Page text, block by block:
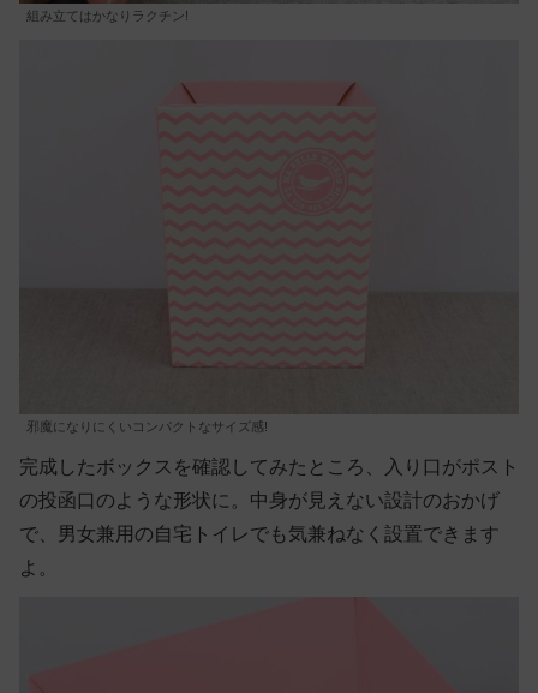
組み立てはかなりラクチン!
邪魔になりにくいコンパクトなサイズ感!
完成したボックスを確認してみたところ、入り口がポスト
の投函口のような形状に。中身が見えない設計のおかげ
で、男女兼用の自宅トイレでも気兼ねなく設置できます
よ。